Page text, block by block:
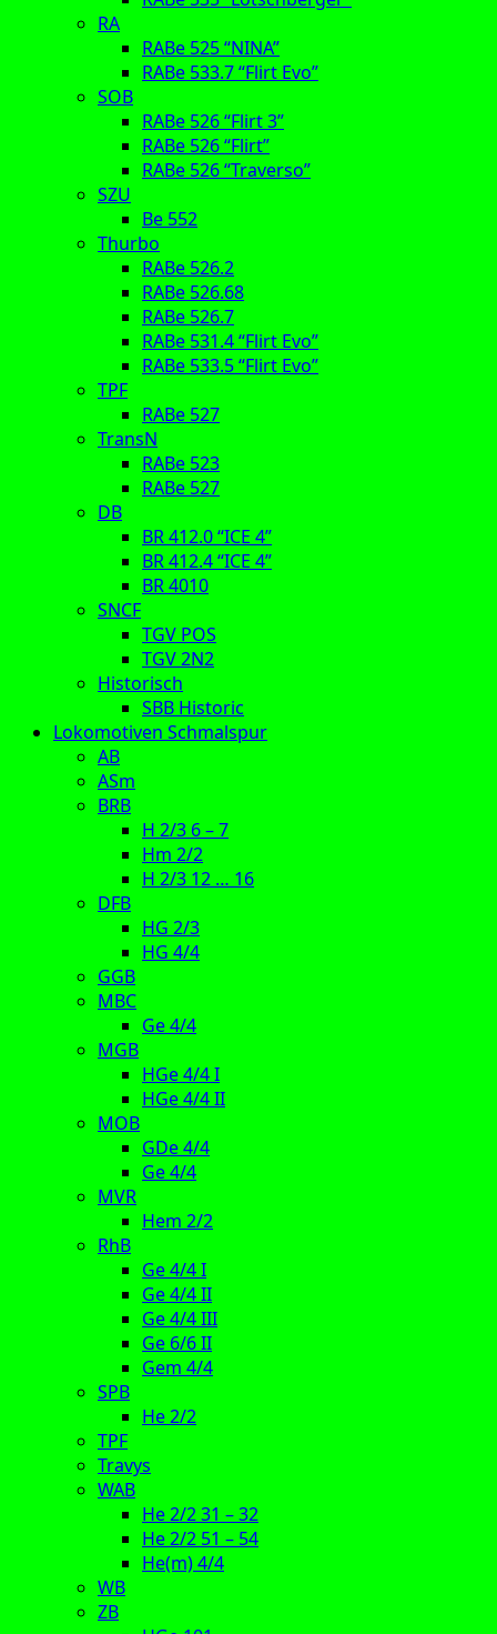
RA
RABe 525 “NINA”
RABe 533.7 “Flirt Evo”
SOB
RABe 526 “Flirt 3”
RABe 526 “Flirt”
RABe 526 “Traverso”
SZU
Be 552
Thurbo
RABe 526.2
RABe 526.68
RABe 526.7
RABe 531.4 “Flirt Evo”
RABe 533.5 “Flirt Evo”
TPF
RABe 527
TransN
RABe 523
RABe 527
DB
BR 412.0 “ICE 4”
BR 412.4 “ICE 4”
BR 4010
SNCF
TGV POS
TGV 2N2
Historisch
SBB Historic
Lokomotiven Schmalspur
AB
ASm
BRB
H 2/3 6 – 7
Hm 2/2
H 2/3 12 … 16
DFB
HG 2/3
HG 4/4
GGB
MBC
Ge 4/4
MGB
HGe 4/4 I
HGe 4/4 II
MOB
GDe 4/4
Ge 4/4
MVR
Hem 2/2
RhB
Ge 4/4 I
Ge 4/4 II
Ge 4/4 III
Ge 6/6 II
Gem 4/4
SPB
He 2/2
TPF
Travys
WAB
He 2/2 31 – 32
He 2/2 51 – 54
He(m) 4/4
WB
ZB